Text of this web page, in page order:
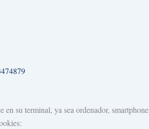
su terminal, ya sea ordenador, smartphone